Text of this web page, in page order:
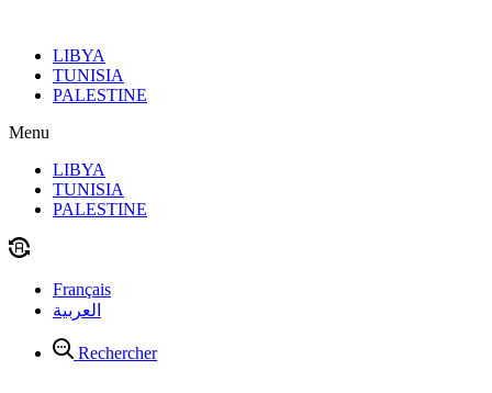
contenuLIBYA
TUNISIA
PALESTINE
Menu
LIBYA
TUNISIA
PALESTINE
Français
العربية
Rechercher